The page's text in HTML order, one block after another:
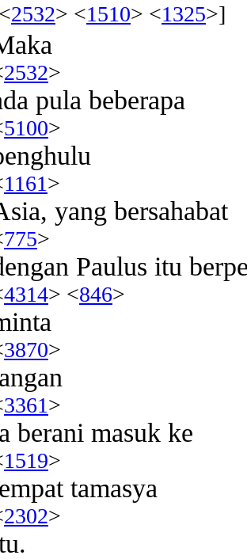
2532> <1510> <1325>]
2532>
pula beberapa
5100>
1161>
yang bersahabat
775>
Paulus itu
4314> <846>
3870>
3361>
berani masuk ke
1519>
tamasya
2302>